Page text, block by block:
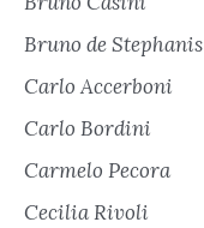
Bruno de Stephanis
Carlo Accerboni
Carlo Bordini
Carmelo Pecora
Cecilia Rivoli